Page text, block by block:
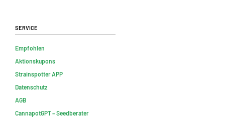
Service
Empfohlen
Aktionskupons
Strainspotter APP
Datenschutz
AGB
CannapotGPT – Seedberater